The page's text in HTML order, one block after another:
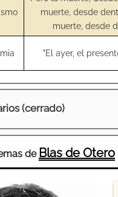
muerte, desde
muerte, desde
"El ayer, el
(cerrado)
de Blas de Otero